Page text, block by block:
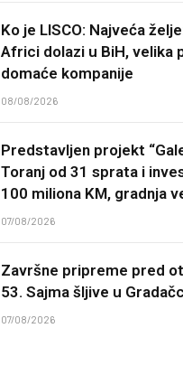
Ko je LISCO: Najveća
Africi dolazi u BiH, velika
domaće kompanije
08/08/2026
Predstavljen projekt
Toranj od 31 sprata i
100 miliona KM, gradnja
07/08/2026
Završne pripreme pred
53. Sajma šljive u
07/08/2026